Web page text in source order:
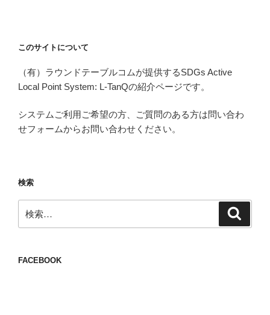
このサイトについて
（有）ラウンドテーブルコムが提供するSDGs Active
Local Point System: L-TanQの紹介ページです。
システムご利用ご希望の方、ご質問のある方は問い合わ
せフォームからお問い合わせください。
検索
索:
FACEBOOK